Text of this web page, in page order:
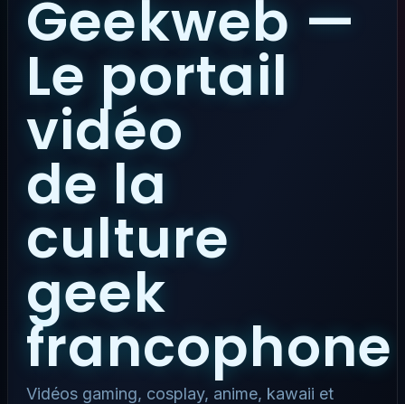
Geekweb —
Le portail
vidéo
de la
culture
geek
francophone
Vidéos gaming, cosplay, anime, kawaii et